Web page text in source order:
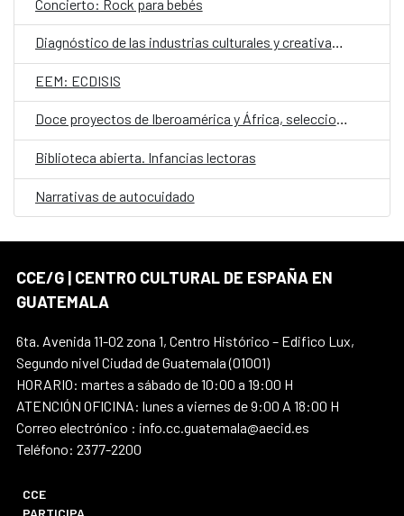
Concierto: Rock para bebés
Diagnóstico de las industrias culturales y creativas en Guatemala
EEM: ECDISIS
Doce proyectos de Iberoamérica y África, seleccionados en la convocatoria E·CO/26: Sobre el tiempo
Biblioteca abierta. Infancias lectoras
Narrativas de autocuidado
CCE/G | CENTRO CULTURAL DE ESPAÑA EN
GUATEMALA
6ta. Avenida 11-02 zona 1, Centro Histórico – Edifico Lux,
Segundo nivel Ciudad de Guatemala (01001)
HORARIO: martes a sábado de 10:00 a 19:00 H
ATENCIÓN OFICINA: lunes a viernes de 9:00 A 18:00 H
Correo electrónico : info.cc.guatemala@aecid.es
Teléfono: 2377-2200
CCE